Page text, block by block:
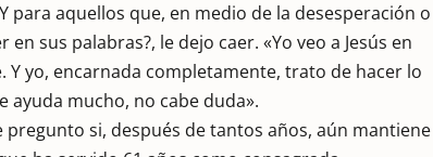
para aquellos que, en medio de la desesperación o
sus palabras?, le dejo caer. «Yo veo a Jesús en
Y yo, encarnada completamente, trato de hacer lo
ayuda mucho, no cabe duda».
si, después de tantos años, aún mantiene